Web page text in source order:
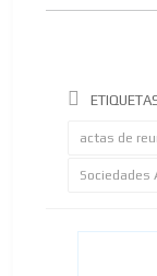
actas de
Sociedades